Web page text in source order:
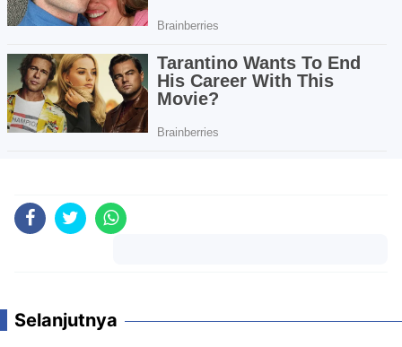
Selanjutnya